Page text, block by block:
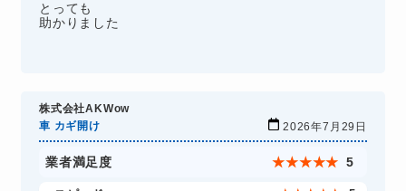
とっても
助かりました
株式会社AKWow
車 カギ開け
2026年7月29日
業者満足度 ★★★★★ 5